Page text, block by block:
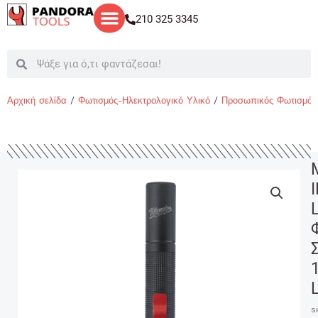
Μετάβαση
στο
210 325 3345
SearchSearch
Αρχική σελίδα / Φωτισμός-Ηλεκτρολογικό Υλικό / Προσωπικός Φωτισμός